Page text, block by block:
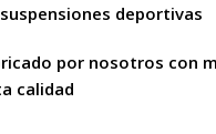
deportivas
por nosotros con
calidad